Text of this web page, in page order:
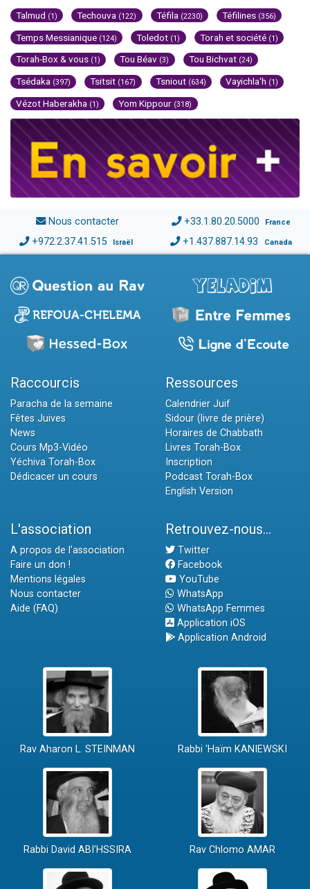
Talmud (1) Techouva (122) Téfila (2230) Téfilines (356)
Temps Messianique (124) Toledot (1) Torah et société (1)
Torah-Box & vous (1) Tou Béav (3) Tou Bichvat (24)
Tsédaka (397) Tsitsit (167) Tsniout (634) Vayichla'h (1)
Vézot Haberakha (1) Yom Kippour (318)
Nous contacter +33.1.80.20.5000 France
+972.2.37.41.515 Israël +1.437.887.14.93 Canada
Raccourcis
Paracha de la semaine
Fêtes Juives
News
Cours Mp3-Vidéo
Yéchiva Torah-Box
Dédicacer un cours
Ressources
Calendrier Juif
Sidour (livre de prière)
Horaires de Chabbath
Livres Torah-Box
Inscription
Podcast Torah-Box
English Version
L'association
A propos de l'association
Faire un don !
Mentions légales
Nous contacter
Aide (FAQ)
Retrouvez-nous...
Twitter
Facebook
YouTube
WhatsApp
WhatsApp Femmes
Application iOS
Application Android
Rav Aharon L. STEINMAN Rabbi 'Haïm KANIEWSKI
Rabbi David ABI'HSSIRA Rav Chlomo AMAR